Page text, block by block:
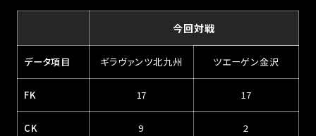
今回対戦
データ項目 ギラヴァンツ北九州 ツエーゲン金沢
FK 17 17
CK 9 2